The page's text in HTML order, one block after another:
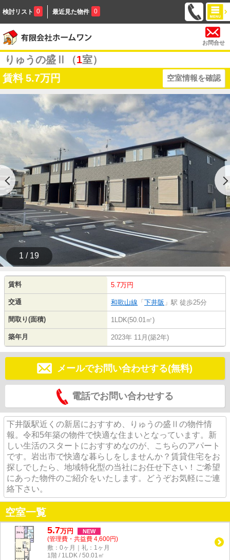
検討リスト 0 最近見た物件 0
お問合せ
りゅうの盛Ⅱ（1室）
賃料 5.7万円 空室情報を確認
1 / 19
賃料 5.7万円
交通 和歌山線 「 下井阪 」駅 徒歩25分
間取り(面積) 1LDK(50.01㎡)
築年月 2023年 11月(築2年)
メールでお問い合わせする(無料)
電話でお問い合わせする
下井阪駅近くの新居におすすめ、りゅうの盛Ⅱの物件情
報。令和5年築の物件で快適な住まいとなっています。新
しい生活のスタートにおすすめなのが、こちらのアパート
です。岩出市で快適な暮らしをしませんか？賃貸住宅をお
探しでしたら、地域特化型の当社にお任せ下さい！ご希望
にあった物件のご紹介をいたします。どうぞお気軽にご連
絡下さい。
空室一覧
5.7万円 NEW
(管理費・共益費 4,600円)
敷：0ヶ月｜礼：1ヶ月
1階 / 1LDK / 50.01㎡